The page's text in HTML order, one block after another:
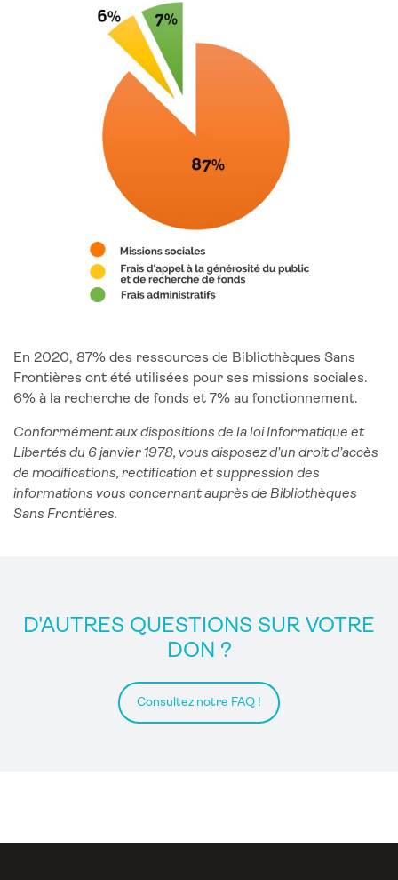
En 2020, 87% des ressources de Bibliothèques Sans
Frontières ont été utilisées pour ses missions sociales.
6% à la recherche de fonds et 7% au fonctionnement.
Conformément aux dispositions de la loi Informatique et
Libertés du 6 janvier 1978, vous disposez d’un droit d’accès
de modifications, rectification et suppression des
informations vous concernant auprès de Bibliothèques
Sans Frontières.
D'AUTRES QUESTIONS SUR VOTRE
DON ?
Consultez notre FAQ !